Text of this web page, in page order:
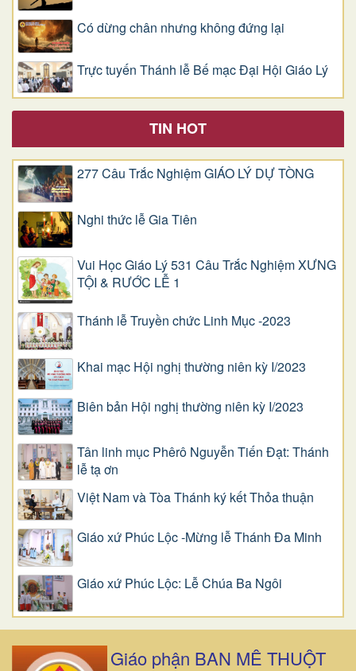
Có dừng chân nhưng không đứng lại
Trực tuyến Thánh lễ Bế mạc Đại Hội Giáo Lý
TIN HOT
277 Câu Trắc Nghiệm GIÁO LÝ DỰ TÒNG
Nghi thức lễ Gia Tiên
Vui Học Giáo Lý 531 Câu Trắc Nghiệm XƯNG
TỘI & RƯỚC LỄ 1
Thánh lễ Truyền chức Linh Mục -2023
Khai mạc Hội nghị thường niên kỳ I/2023
Biên bản Hội nghị thường niên kỳ I/2023
Tân linh mục Phêrô Nguyễn Tiến Đạt: Thánh
lễ tạ ơn
Việt Nam và Tòa Thánh ký kết Thỏa thuận
Giáo xứ Phúc Lộc -Mừng lễ Thánh Đa Minh
Giáo xứ Phúc Lộc: Lễ Chúa Ba Ngôi
Giáo phận BAN MÊ THUỘT